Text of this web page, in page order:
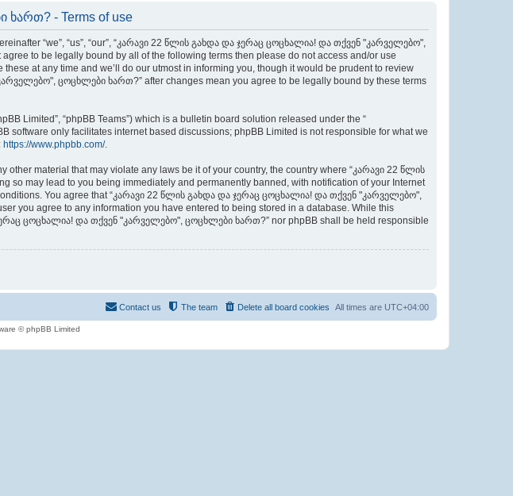
ხართ? - Terms of use
“we”, “us”, “our”, “კარავი 22 წლის გახდა და ჯერაც ცოცხალია! და თქვენ "კარველებო",
to be legally bound by all of the following terms then please do not access and/or use
at any time and we’ll do our utmost in informing you, though it would be prudent to review
ცოცხლები ხართ?” after changes mean you agree to be legally bound by these terms
Limited”, “phpBB Teams”) which is a bulletin board solution released under the “
software only facilitates internet based discussions; phpBB Limited is not responsible for what we
https://www.phpbb.com/.
material that may violate any laws be it of your country, the country where “კარავი 22 წლის
may lead to you being immediately and permanently banned, with notification of your Internet
You agree that “კარავი 22 წლის გახდა და ჯერაც ცოცხალია! და თქვენ "კარველებო",
you agree to any information you have entered to being stored in a database. While this
ცოცხალია! და თქვენ "კარველებო", ცოცხლები ხართ?” nor phpBB shall be held responsible
All times are UTC+04:00
Delete all board cookies
The team
Contact us
© phpBB Limited